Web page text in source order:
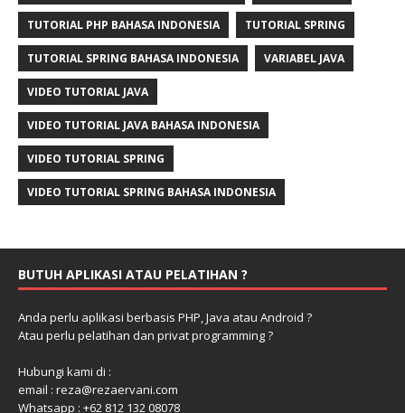
TUTORIAL PHP BAHASA INDONESIA TUTORIAL SPRING
TUTORIAL SPRING BAHASA INDONESIA VARIABEL JAVA
VIDEO TUTORIAL JAVA
VIDEO TUTORIAL JAVA BAHASA INDONESIA
VIDEO TUTORIAL SPRING
VIDEO TUTORIAL SPRING BAHASA INDONESIA
BUTUH APLIKASI ATAU PELATIHAN ?
Anda perlu aplikasi berbasis PHP, Java atau Android ?
Atau perlu pelatihan dan privat programming ?
Hubungi kami di :
email : reza@rezaervani.com
Whatsapp : +62 812 132 08078